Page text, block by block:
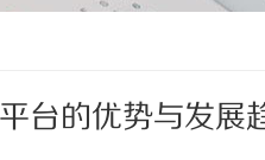
台的优势与发展